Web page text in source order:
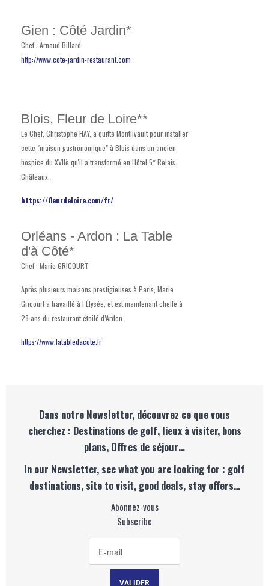
Gien : Côté Jardin*
Chef : Arnaud Billard
http://www.cote-jardin-restaurant.com
Blois, Fleur de Loire**
Le Chef, Christophe HAY, a quitté Montlivault pour installer
cette "maison gastronomique" à Blois dans un ancien
hospice du XVIIè qu'il a transformé en Hôtel 5* Relais
Châteaux.
https://fleurdeloire.com/fr/
Orléans - Ardon : La Table
d'à Côté*
Chef : Marie GRICOURT
Après plusieurs maisons prestigieuses à Paris, Marie
Gricourt a travaillé à l’Élysée, et est maintenant cheffe à
28 ans du restaurant étoilé d’Ardon.
https://www.latabledacote.fr
Dans notre Newsletter, découvrez ce que vous
cherchez : Destinations de golf, lieux à visiter, bons
plans, Offres de séjour…
In our Newsletter, see what you are looking for : golf
destinations, site to visit, good deals, stay offers…
Abonnez-vous
Subscribe